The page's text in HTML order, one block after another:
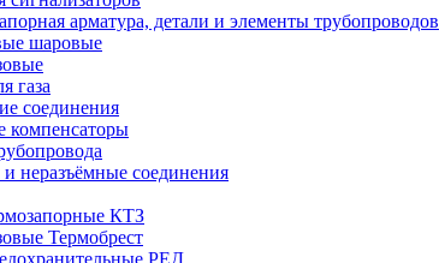
арматура, детали и элементы трубопроводов
шаровые
газа
соединения
компенсаторы
неразъёмные соединения
КТЗ
Термобрест
РЕД